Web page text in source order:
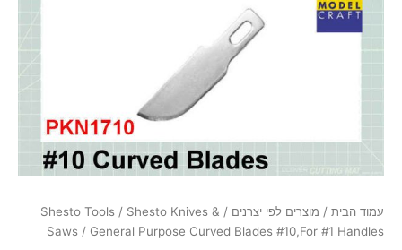
font_download סמן קישורים
לאפס
את
האפשרויות
עמוד הבית / מוצרים לפי יצרנים /
Shesto Tools / Shesto Knives &
Saws / General Purpose Curved Blades #10,For #1 Handles